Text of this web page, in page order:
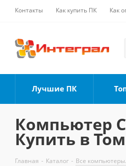
Контакты Как купить ПК Как
Лучшие ПК
Компьютер
Купить в
Главная - Каталог - Все